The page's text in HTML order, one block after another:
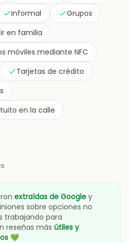
Informal
Grupos
en familia
móviles mediante NFC
Tarjetas de crédito
en la calle
extraídas de Google y
sobre opciones no
trabajando para
reseñas más útiles y
💚